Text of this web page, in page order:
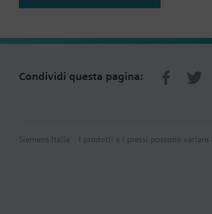
Condividi questa pagina:
Siemens Italia I prodotti e i pressi possono variare